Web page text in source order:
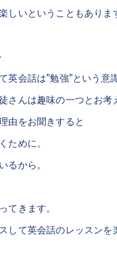
しいということもありま
英会話は”勉強”という意
さんは趣味の一つとお考
由をお聞きすると
ために。
るから。
てきます。
して英会話のレッスンを